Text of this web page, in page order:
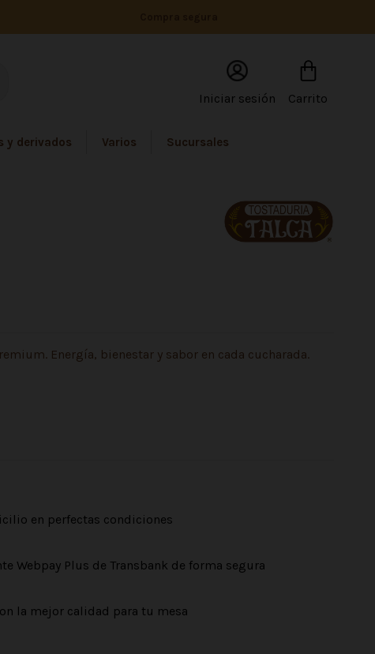
Iniciar sesión Carrito
y derivados Varios Sucursales
Energía, bienestar y sabor en cada cucharada.
en perfectas condiciones
Webpay Plus de Transbank de forma segura
la mejor calidad para tu mesa